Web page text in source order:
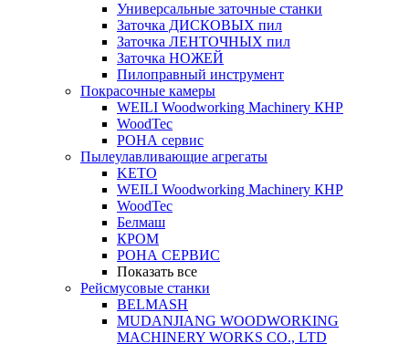
Универсальные заточные станки
Заточка ДИСКОВЫХ пил
Заточка ЛЕНТОЧНЫХ пил
Заточка НОЖЕЙ
Пилоправный инструмент
Покрасочные камеры
WEILI Woodworking Machinery КНР
WoodTec
РОНА сервис
Пылеулавливающие агрегаты
KETO
WEILI Woodworking Machinery КНР
WoodTec
Белмаш
КРОМ
РОНА СЕРВИС
Показать все
Рейсмусовые станки
BELMASH
MUDANJIANG WOODWORKING
MACHINERY WORKS CO., LTD